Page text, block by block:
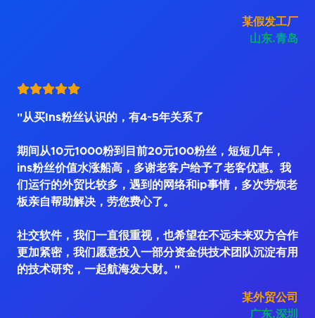
某假发工厂
山东.青岛
"从买Ins粉丝认识的，有4~5年关系了
期间从10元1000粉到目前20元100粉丝，短短几年，
ins粉丝价值水涨船高，多谢老客户给予了老客优惠。我
们运行的外贸比较多，遇到的网络和ip事情，多次劳烦老
板亲自帮助解决，劳您费心了。
社交软件，我们一直很重视，也希望在不远未来双方合作
更加紧密，我们愿意投入一部分资金供技术团队沉淀有用
的技术研究，一起航海发大财。"
某外贸公司
广东.深圳